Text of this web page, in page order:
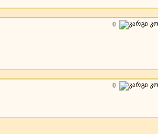
0
0